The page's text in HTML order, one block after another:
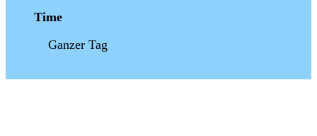
Time
Ganzer Tag